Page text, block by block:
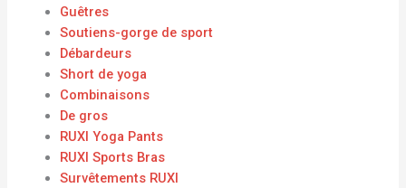
Guêtres
Soutiens-gorge de sport
Débardeurs
Short de yoga
Combinaisons
De gros
RUXI Yoga Pants
RUXI Sports Bras
Survêtements RUXI